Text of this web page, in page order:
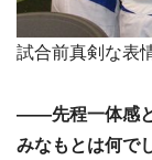
試合前真剣な表
――先程一体感
みなもとは何で